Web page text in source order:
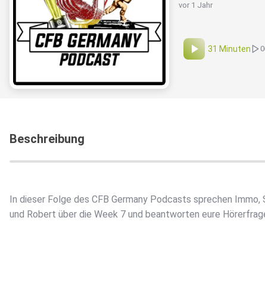
vor 1 Jahr
31 Minuten 0
Beschreibung
In dieser Folge des CFB Germany Podcasts sprechen Immo,
und Robert über die Week 7 und beantworten eure